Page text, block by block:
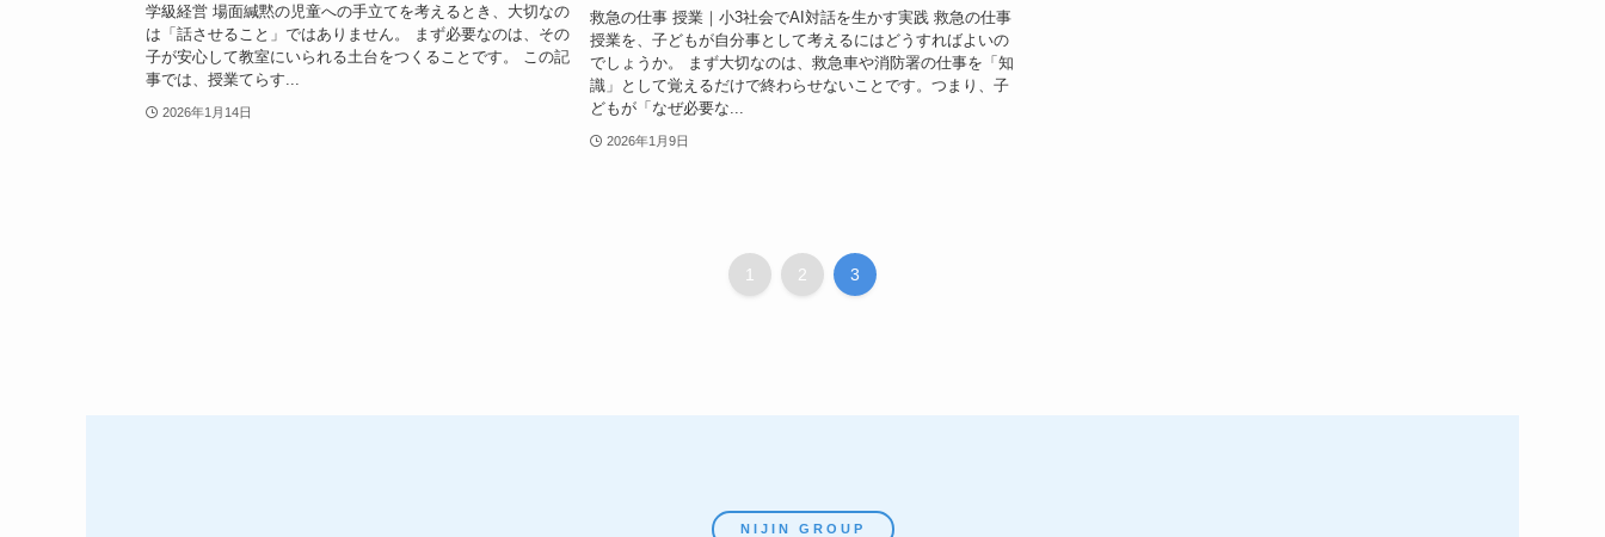
学級経営 場面緘黙の児童への手立てを考えるとき、大切なの
は「話させること」ではありません。 まず必要なのは、その
子が安心して教室にいられる土台をつくることです。 この記
事では、授業てらす...
2026年1月14日
救急の仕事 授業｜小3社会でAI対話を生かす実践 救急の仕事
授業を、子どもが自分事として考えるにはどうすればよいの
でしょうか。 まず大切なのは、救急車や消防署の仕事を「知
識」として覚えるだけで終わらせないことです。つまり、子
どもが「なぜ必要な...
2026年1月9日
1 2 3
NIJIN GROUP